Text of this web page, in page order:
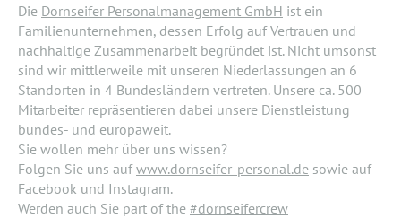
Die Dornseifer Personalmanagement GmbH ist ein
Familienunternehmen, dessen Erfolg auf Vertrauen und
nachhaltige Zusammenarbeit begründet ist. Nicht umsonst
sind wir mittlerweile mit unseren Niederlassungen an 6
Standorten in 4 Bundesländern vertreten. Unsere ca. 500
Mitarbeiter repräsentieren dabei unsere Dienstleistung
bundes- und europaweit.
Sie wollen mehr über uns wissen?
Folgen Sie uns aufwww.dornseifer-personal.de sowie auf
Facebook und Instagram.
Werden auch Sie part of the #dornseifercrew